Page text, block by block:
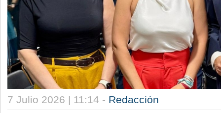
7 Julio 2026 | 11:14 - Redacción